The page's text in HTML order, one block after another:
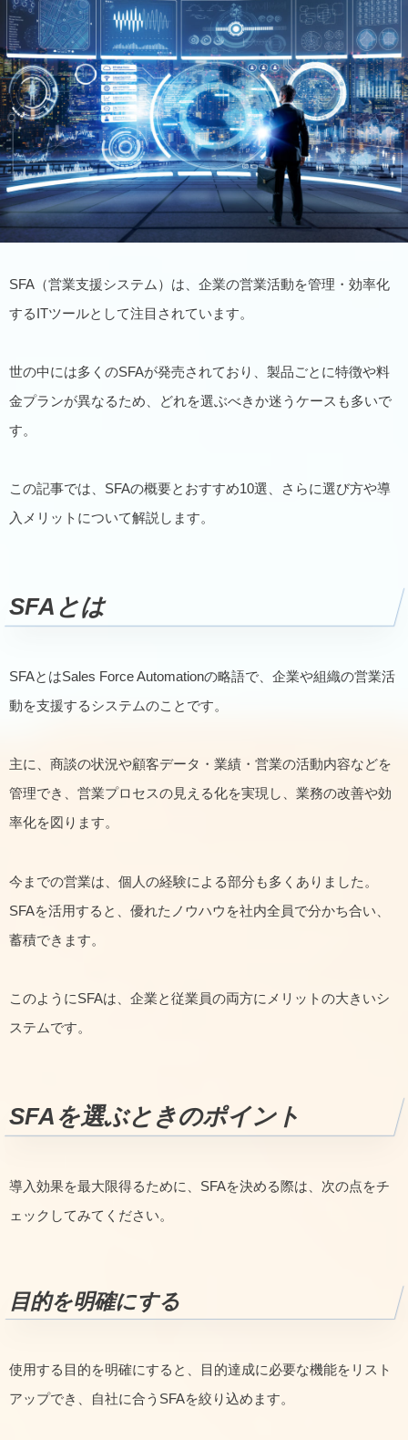
SFA（営業支援システム）は、企業の営業活動を管理・効率化
するITツールとして注目されています。
世の中には多くのSFAが発売されており、製品ごとに特徴や料
金プランが異なるため、どれを選ぶべきか迷うケースも多いで
す。
この記事では、SFAの概要とおすすめ10選、さらに選び方や導
入メリットについて解説します。
SFAとは
SFAとはSales Force Automationの略語で、企業や組織の営業活
動を支援するシステムのことです。
主に、商談の状況や顧客データ・業績・営業の活動内容などを
管理でき、営業プロセスの見える化を実現し、業務の改善や効
率化を図ります。
今までの営業は、個人の経験による部分も多くありました。
SFAを活用すると、優れたノウハウを社内全員で分かち合い、
蓄積できます。
このようにSFAは、企業と従業員の両方にメリットの大きいシ
ステムです。
SFAを選ぶときのポイント
導入効果を最大限得るために、SFAを決める際は、次の点をチ
ェックしてみてください。
目的を明確にする
使用する目的を明確にすると、目的達成に必要な機能をリスト
アップでき、自社に合うSFAを絞り込めます。